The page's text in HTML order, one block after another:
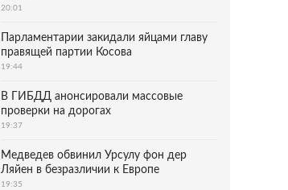
20:01
Парламентарии закидали яйцами главу
правящей партии Косова
19:44
В ГИБДД анонсировали массовые
проверки на дорогах
19:37
Медведев обвинил Урсулу фон дер
Ляйен в безразличии к Европе
19:35